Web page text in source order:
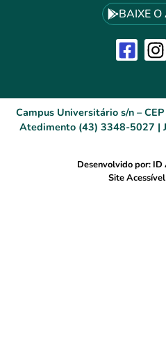
BAIXE O
Campus Universitário s/n –
Atedimento (43) 3348-5027 |
Desenvolvido por:
Site